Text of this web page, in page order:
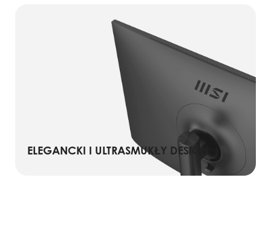
ELEGANCKI I ULTRASMUKŁY DESIGN